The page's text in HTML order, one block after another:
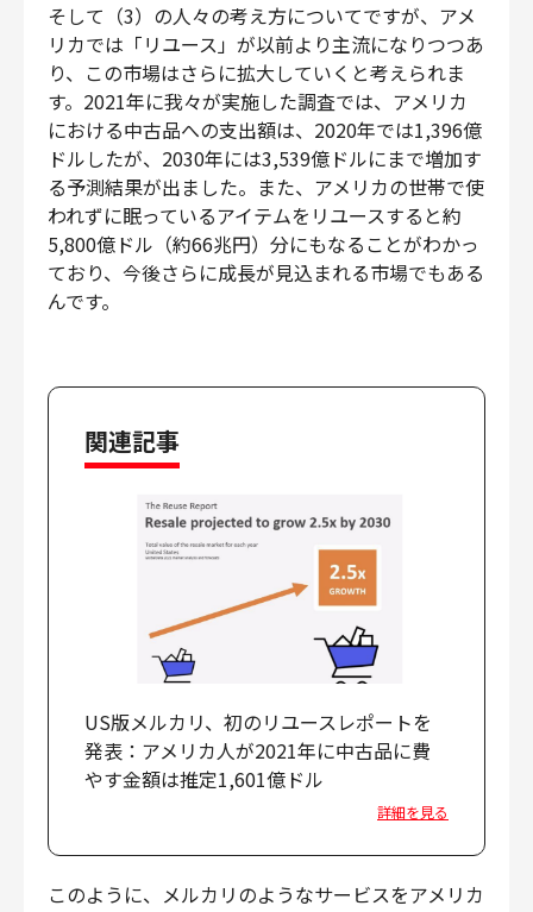
そして（3）の人々の考え方についてですが、アメ
リカでは「リユース」が以前より主流になりつつあ
り、この市場はさらに拡大していくと考えられま
す。2021年に我々が実施した調査では、アメリカ
における中古品への支出額は、2020年では1,396億
ドルしたが、2030年には3,539億ドルにまで増加す
る予測結果が出ました。また、アメリカの世帯で使
われずに眠っているアイテムをリユースすると約
5,800億ドル（約66兆円）分にもなることがわかっ
ており、今後さらに成長が見込まれる市場でもある
んです。
関連記事
US版メルカリ、初のリユースレポートを
発表：アメリカ人が2021年に中古品に費
やす金額は推定1,601億ドル
詳細を見る
このように、メルカリのようなサービスをアメリカ